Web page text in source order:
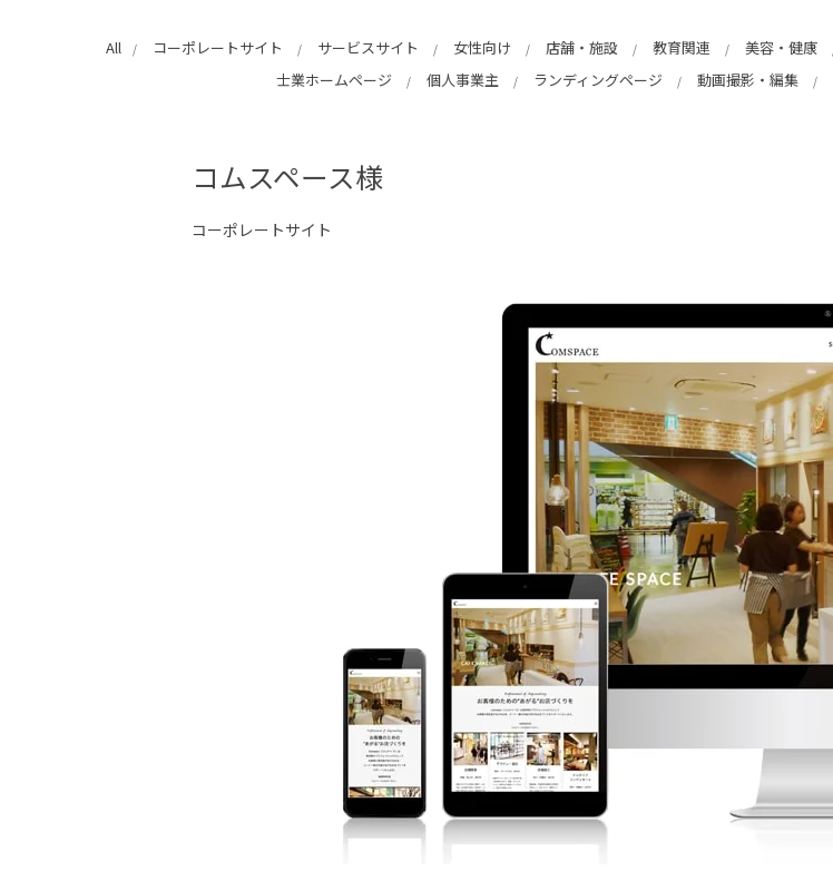
All コーポレートサイト サービスサイト 女性向け 店舗・施設 教育関連 美容・健康
士業ホームページ
個人事業主 ランディングページ 動画撮影・編集
コムスペース様
コーポレートサイト